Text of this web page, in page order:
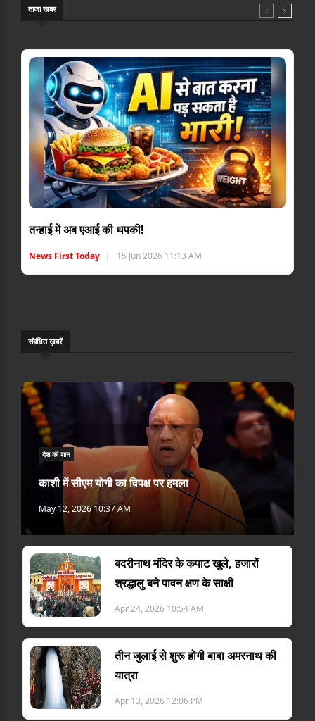
ताजा खबर
तन्हाई में अब एआई की थपकी!
News First Today 15 Jun 2026 11:13 AM
संबंधि‍त ख़बरें
देश की शान
काशी में सीएम योगी का विपक्ष पर हमला
May 12, 2026 10:37 AM
बदरीनाथ मंदिर के कपाट खुले, हजारों
श्रद्धालु बने पावन क्षण के साक्षी
Apr 24, 2026 10:54 AM
तीन जुलाई से शुरू होगी बाबा अमरनाथ की
यात्रा
Apr 13, 2026 12:06 PM